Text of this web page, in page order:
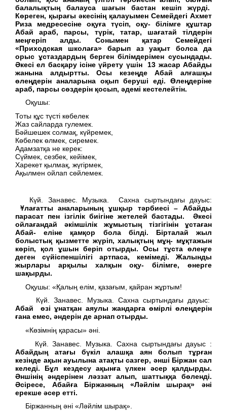
балалықтың балауса шағын бастан кешіп жүрді.
Көреген, қырағы әкесінің қалауымен Семейдегі Ахмет
Риза медресесіне оқуға түсіп, оқу- білімге құштар
Абай араб, парсы, түрік, татар, шағатай тілдерін
меңгеріп алды. Сонымен қатар Семейдегі
«Приходская школаға» барып аз уақыт болса да
орыс ұстаздардың берген білімдерімен сусындады.
Әкесі ел басқару ісіне үйрету үшін 13 жасар Абайды
жанына алдыртты. Осы кезеңде Абай алғашқы
өлеңдерін аналарына оқып беруші еді. Өлеңдеріне
араб, парсы сөздерін қосып, әдемі кестелейтін.
Оқушы:
Тоты құс түсті көбелек
Жаз сайларда гулемек.
Бәйшешек солмақ, күйремек,
Көбелек өлмек, сиремек.
Адамзатқа не керек:
Сүймек, сезбек, кейімек,
Харекет қылмақ, жүгірмек,
Ақылмен ойлап сөйлемек.
Күй. Занавес. Музыка. Сахна сыртындағы дауыс:
Ұлағатты аналарының ұшқыр тәрбиесі – Абайды
парасат пен ізгілік биігіне жетелей бастады. Әкесі
ойлағандай әкімшілік жұмыстың тізгігінін ұстаған
Абай- еліне қамқор бола білді. Бірталай жыл
болыстық қызметте жүріп, халықтың мұң- мұқтажын
көріп, қол ұшын беріп отырды. Осы тұста өлеңге
деген сүйіспеншілігі артпаса, кемімеді. Жалынды
жырлары арқылы халқын оқу- білімге, өнерге
шақырды.
Оқушы: «Қалың елім, қазағым, қайран жұртым!
Күй. Занавес. Музыка. Сахна сыртындағы дауыс:
Абай өзі ұнатқан аяулы жандарға өмірлі өлеңдерін
ғана емес, әндерін де арнап отырды.
«Көзімнің қарасы» әні.
Күй. Занавес. Музыка.
Сахна сыртындағы дауыс :
Абайдың атағы бүкіл алашқа аян болып тұрған
кезінде ақын ауылына атақты сазгер, әнші Біржан сал
келеді. Бұл кездесу ақынға үлкен әсер қалдырды.
Әншінің әндерінен ләззат алып, шаттыққа бөленді.
Әсіресе, Абайға Біржанның «Ләйлім шырақ» әні
ерекше әсер етті.
Біржанның әні «Ләйлім шырақ».